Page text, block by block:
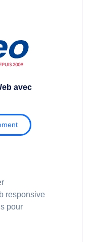
avec
responsive
pour